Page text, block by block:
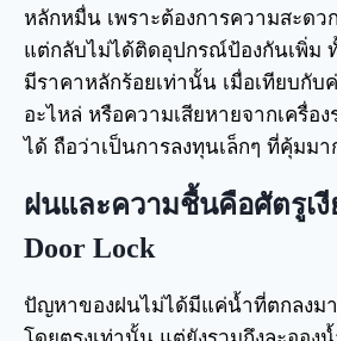
หลักหมื่น เพราะต้องการความสะด
แต่กลับไม่ได้ติดอุปกรณ์ป้องกันเพิ่ม
มีราคาหลักร้อยเท่านั้น เมื่อเทียบกับ
อะไหล่ หรือความเสียหายจากเครื่อ
ได้ ถือว่าเป็นการลงทุนเล็กๆ ที่คุ้มมา
ฝนและความชื้นคือศัตรูเงี
Door Lock
ปัญหาของฝนไม่ได้มีแค่น้ำที่ตกลงมา